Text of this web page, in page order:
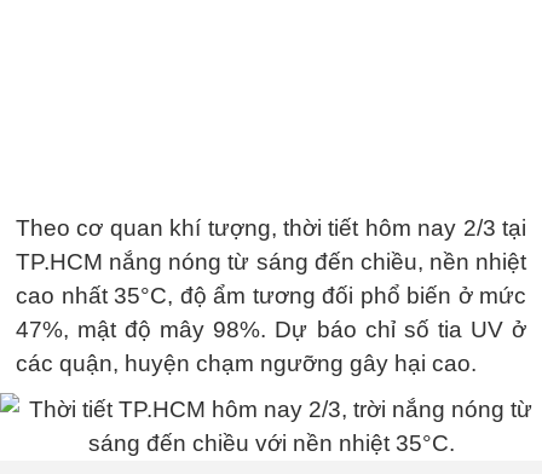
Theo cơ quan khí tượng, thời tiết hôm nay 2/3 tại
TP.HCM nắng nóng từ sáng đến chiều, nền nhiệt
cao nhất 35°C, độ ẩm tương đối phổ biến ở mức
47%, mật độ mây 98%. Dự báo chỉ số tia UV ở
các quận, huyện chạm ngưỡng gây hại cao.